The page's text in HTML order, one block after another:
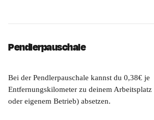
Pendlerpauschale
Bei der Pendlerpauschale kannst du 0,38€ je
Entfernungskilometer zu deinem
oder eigenem Betrieb) absetzen.